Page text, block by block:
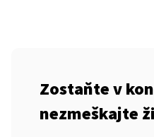
Zostaňte v
nezmeškajte